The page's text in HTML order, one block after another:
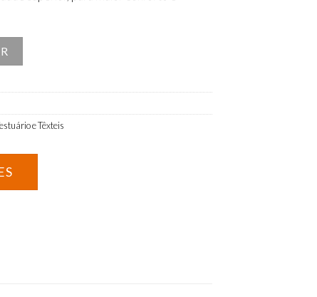
e Têxteis